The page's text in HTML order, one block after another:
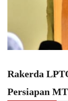
Rakerda
Persiapan